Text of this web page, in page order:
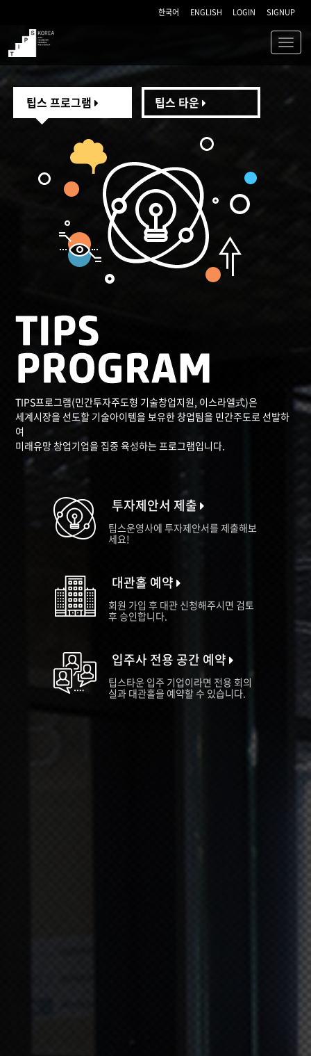
한국어 ENGLISH LOGIN SIGNUP
TIPS
팁스 프로그램 팁스 타운
TIPS프로그램(민간투자주도형 기술창업지원, 이스라엘式)은
세계시장을 선도할 기술아이템을 보유한 창업팀을 민간주도로 선발하
여
미래유망 창업기업을 집중 육성하는 프로그램입니다.
투자제안서 제출
팁스운영사에 투자제안서를 제출해보
세요!
대관홀 예약
회원 가입 후 대관 신청해주시면 검토
후 승인합니다.
입주사 전용 공간 예약
팁스타운 입주 기업이라면 전용 회의
실과 대관홀을 예약할 수 있습니다.